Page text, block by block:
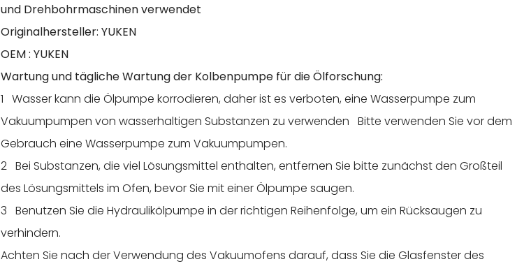
und Drehbohrmaschinen verwendet
Originalhersteller: YUKEN
OEM : YUKEN
Wartung und tägliche Wartung der Kolbenpumpe für die Ölforschung:
1 Wasser kann die Ölpumpe korrodieren, daher ist es verboten, eine Wasserpumpe zum
Vakuumpumpen von wasserhaltigen Substanzen zu verwenden Bitte verwenden Sie vor dem
Gebrauch eine Wasserpumpe zum Vakuumpumpen.
2 Bei Substanzen, die viel Lösungsmittel enthalten, entfernen Sie bitte zunächst den Großteil
des Lösungsmittels im Ofen, bevor Sie mit einer Ölpumpe saugen.
3 Benutzen Sie die Hydraulikölpumpe in der richtigen Reihenfolge, um ein Rücksaugen zu
verhindern.
Achten Sie nach der Verwendung des Vakuumofens darauf, dass Sie die Glasfenster des